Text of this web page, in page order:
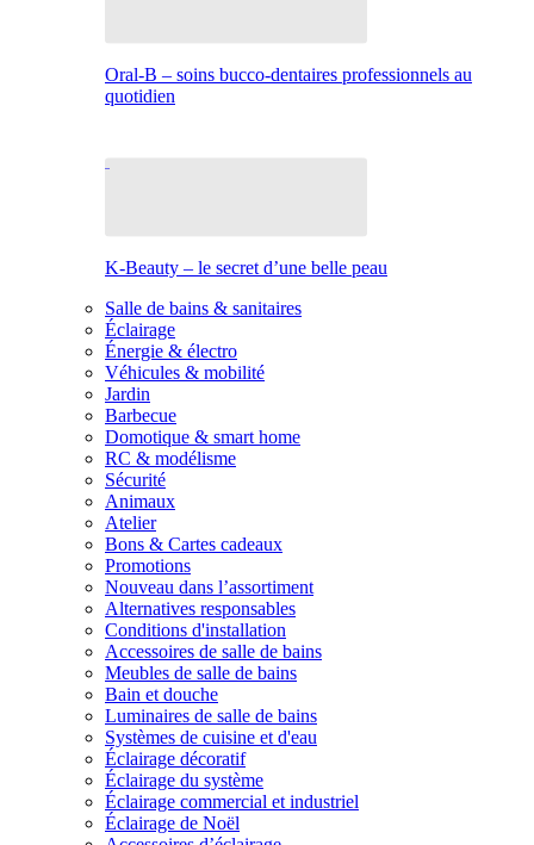
Oral-B – soins bucco-dentaires professionnels au
quotidien
K-Beauty – le secret d’une belle peau
Salle de bains & sanitaires
Éclairage
Énergie & électro
Véhicules & mobilité
Jardin
Barbecue
Domotique & smart home
RC & modélisme
Sécurité
Animaux
Atelier
Bons & Cartes cadeaux
Promotions
Nouveau dans l’assortiment
Alternatives responsables
Conditions d'installation
Accessoires de salle de bains
Meubles de salle de bains
Bain et douche
Luminaires de salle de bains
Systèmes de cuisine et d'eau
Éclairage décoratif
Éclairage du système
Éclairage commercial et industriel
Éclairage de Noël